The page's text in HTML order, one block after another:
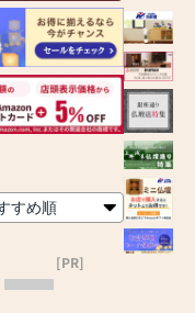
[PR]